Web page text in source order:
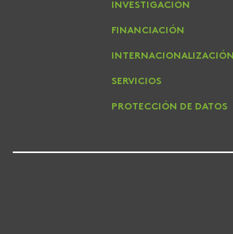
INVESTIGACIÓN
FINANCIACIÓN
INTERNACIONALIZACIÓN
SERVICIOS
PROTECCIÓN DE DATOS